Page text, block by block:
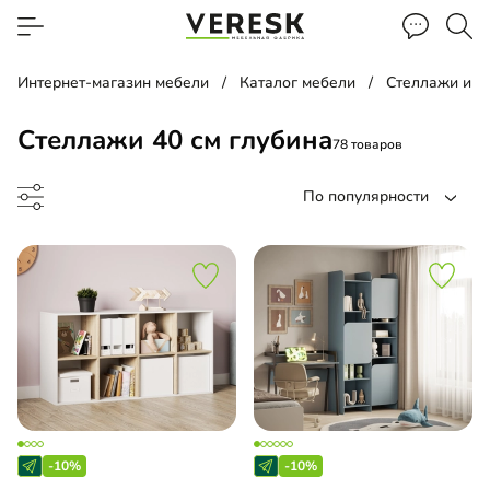
Интернет-магазин мебели Каталог мебели Стеллажи и
Стеллажи 40 см глубина78 товаров
По популярности
стеллаж
-10% -10%